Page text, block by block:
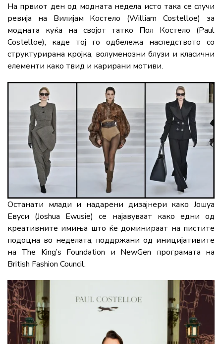
На првиот ден од модната недела исто така се случи
ревија на Вилијам Костело (William Costelloe) за
модната куќа на својот татко Пол Костело (Paul
Costelloe), каде тој го одбележа наследството со
структурирана кројка, волуменозни блузи и класични
елементи како твид и карирани мотиви.
Останати млади и надарени дизајнери како Јошуа
Евуси (Joshua Ewusie) се најавуваат како едни од
креативните имиња што ќе доминираат на пистите
подоцна во неделата, поддржани од иницијативите
на The King’s Foundation и NewGen програмата на
British Fashion Council.